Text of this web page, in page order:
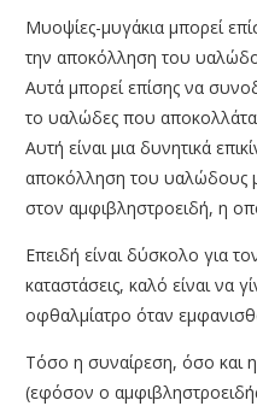
ΕΠΙΚΟΙΝΩΝΙΑ
Μυοψίες-μυγάκια μπορεί
την αποκόλληση του
Αυτά μπορεί επίσης να
το υαλώδες που
Αυτή είναι μια δυνητικά
αποκόλληση του υαλώδους
στον αμφιβληστροειδή, η
Επειδή είναι δύσκολο για
καταστάσεις, καλό είναι να
οφθαλμίατρο όταν
Τόσο η συναίρεση, όσο και
(εφόσον ο